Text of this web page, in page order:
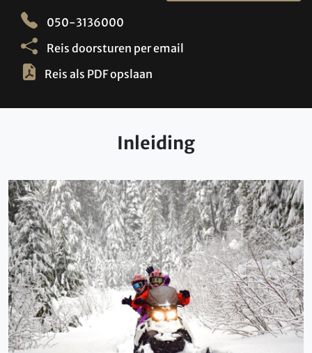
050-3136000
Reis doorsturen per email
Reis als PDF opslaan
Inleiding